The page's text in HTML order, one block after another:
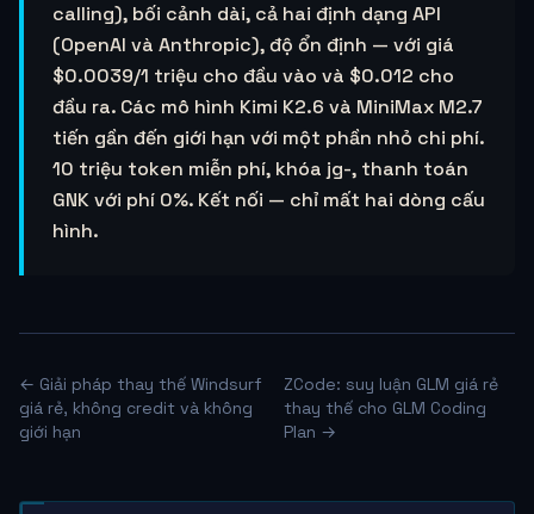
calling), bối cảnh dài, cả hai định dạng API
(OpenAI và Anthropic), độ ổn định — với giá
$0.0039/1 triệu cho đầu vào và $0.012 cho
đầu ra. Các mô hình Kimi K2.6 và MiniMax M2.7
tiến gần đến giới hạn với một phần nhỏ chi phí.
10 triệu token miễn phí, khóa jg-, thanh toán
GNK với phí 0%. Kết nối — chỉ mất hai dòng cấu
hình.
← Giải pháp thay thế Windsurf
giá rẻ, không credit và không
giới hạn
ZCode: suy luận GLM giá rẻ
thay thế cho GLM Coding
Plan →